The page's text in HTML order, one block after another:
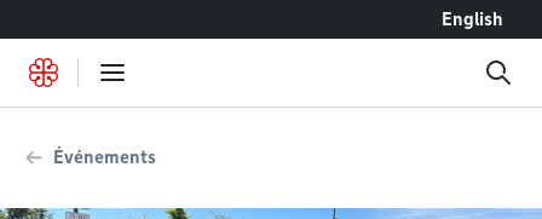
English
Événements